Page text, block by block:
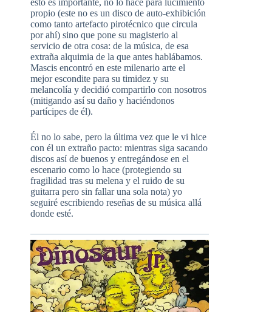
esto es importante, no lo hace para lucimiento
propio (este no es un disco de auto-exhibición
como tanto artefacto pirotécnico que circula
por ahí) sino que pone su magisterio al
servicio de otra cosa: de la música, de esa
extraña alquimia de la que antes hablábamos.
Mascis encontró en este milenario arte el
mejor escondite para su timidez y su
melancolía y decidió compartirlo con nosotros
(mitigando así su daño y haciéndonos
partícipes de él).
Él no lo sabe, pero la última vez que le vi hice
con él un extraño pacto: mientras siga sacando
discos así de buenos y entregándose en el
escenario como lo hace (protegiendo su
fragilidad tras su melena y el ruido de su
guitarra pero sin fallar una sola nota) yo
seguiré escribiendo reseñas de su música allá
donde esté.